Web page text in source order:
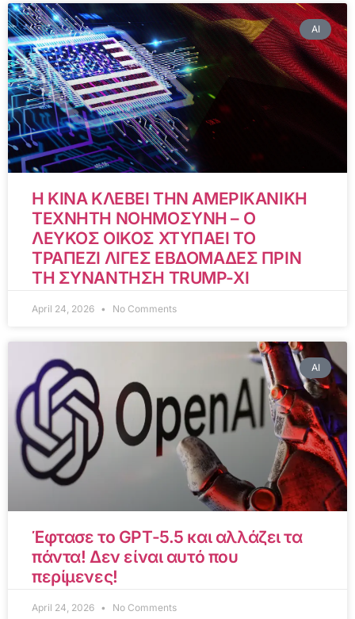
AI
Η ΚΙΝΑ ΚΛΕΒΕΙ ΤΗΝ ΑΜΕΡΙΚΑΝΙΚΗ
ΤΕΧΝΗΤΗ ΝΟΗΜΟΣΥΝΗ – Ο
ΛΕΥΚΟΣ ΟΙΚΟΣ ΧΤΥΠΑΕΙ ΤΟ
ΤΡΑΠΕΖΙ ΛΙΓΕΣ ΕΒΔΟΜΑΔΕΣ ΠΡΙΝ
ΤΗ ΣΥΝΑΝΤΗΣΗ TRUMP-XI
April 24, 2026 No Comments
AI
Έφτασε το GPT-5.5 και αλλάζει τα
πάντα! Δεν είναι αυτό που
περίμενες!
April 24, 2026 No Comments